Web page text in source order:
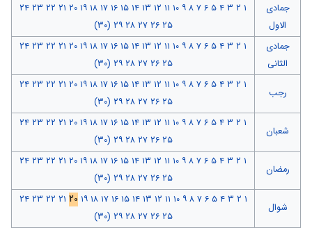
جمادی
الاول
۱ ۲ ۳ ۴ ۵ ۶ ۷ ۸ ۹ ۱۰ ۱۱ ۱۲ ۱۳ ۱۴ ۱۵ ۱۶ ۱۷ ۱۸ ۱۹ ۲۰ ۲۱ ۲۲ ۲۳ ۲۴
۲۵ ۲۶ ۲۷ ۲۸ ۲۹ (۳۰)
جمادی
الثانی
۱ ۲ ۳ ۴ ۵ ۶ ۷ ۸ ۹ ۱۰ ۱۱ ۱۲ ۱۳ ۱۴ ۱۵ ۱۶ ۱۷ ۱۸ ۱۹ ۲۰ ۲۱ ۲۲ ۲۳ ۲۴
۲۵ ۲۶ ۲۷ ۲۸ ۲۹ (۳۰)
رجب
۱ ۲ ۳ ۴ ۵ ۶ ۷ ۸ ۹ ۱۰ ۱۱ ۱۲ ۱۳ ۱۴ ۱۵ ۱۶ ۱۷ ۱۸ ۱۹ ۲۰ ۲۱ ۲۲ ۲۳ ۲۴
۲۵ ۲۶ ۲۷ ۲۸ ۲۹ (۳۰)
شعبان
۱ ۲ ۳ ۴ ۵ ۶ ۷ ۸ ۹ ۱۰ ۱۱ ۱۲ ۱۳ ۱۴ ۱۵ ۱۶ ۱۷ ۱۸ ۱۹ ۲۰ ۲۱ ۲۲ ۲۳ ۲۴
۲۵ ۲۶ ۲۷ ۲۸ ۲۹ (۳۰)
رمضان
۱ ۲ ۳ ۴ ۵ ۶ ۷ ۸ ۹ ۱۰ ۱۱ ۱۲ ۱۳ ۱۴ ۱۵ ۱۶ ۱۷ ۱۸ ۱۹ ۲۰ ۲۱ ۲۲ ۲۳ ۲۴
۲۵ ۲۶ ۲۷ ۲۸ ۲۹ (۳۰)
شوال
۱ ۲ ۳ ۴ ۵ ۶ ۷ ۸ ۹ ۱۰ ۱۱ ۱۲ ۱۳ ۱۴ ۱۵ ۱۶ ۱۷ ۱۸ ۱۹ ۲۰ ۲۱ ۲۲ ۲۳ ۲۴
۲۵ ۲۶ ۲۷ ۲۸ ۲۹ (۳۰)